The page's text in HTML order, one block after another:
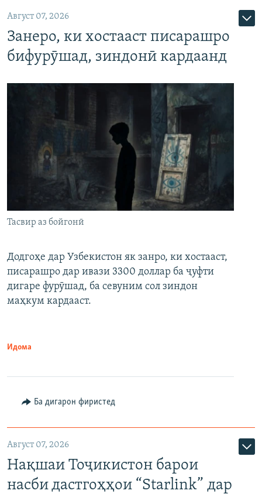
Август 07, 2026
Занеро, ки хостааст писарашро
бифурӯшад, зиндонӣ кардаанд
Тасвир аз бойгонӣ
Додгоҳе дар Узбекистон як занро, ки хостааст,
писарашро дар ивази 3300 доллар ба ҷуфти
дигаре фурӯшад, ба севуним сол зиндон
маҳкум кардааст.
Идома
Ба дигарон фиристед
Август 07, 2026
Нақшаи Тоҷикистон барои
насби дастгоҳҳои “Starlink” дар